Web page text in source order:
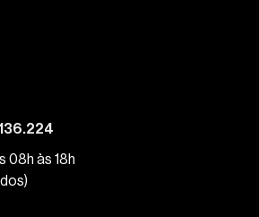
08h às 18h